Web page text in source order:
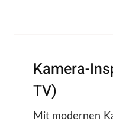
Kamera-
TV)
Mit modernen